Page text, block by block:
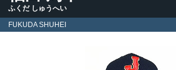
ふくだ しゅうへい
FUKUDA SHUHEI